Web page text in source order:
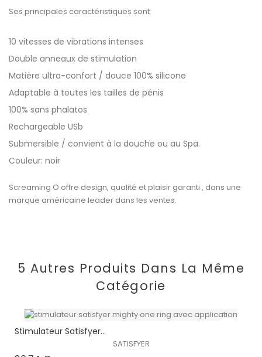
Ses principales caractéristiques sont:
10 vitesses de vibrations intenses
Double anneaux de stimulation
Matière ultra-confort / douce 100% silicone
Adaptable à toutes les tailles de pénis
100% sans phalatos
Rechargeable USb
Submersible / convient à la douche ou au Spa.
Couleur: noir
Screaming O offre design, qualité et plaisir garanti , dans une
marque américaine leader dans les ventes.
5 Autres Produits Dans La Même
Catégorie
Stimulateur Satisfyer...
SATISFYER